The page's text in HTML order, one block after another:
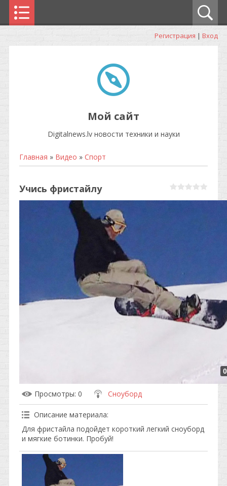
Регистрация | Вход
Мой сайт
Digitalnews.lv новости техники и науки
Главная » Видео » Спорт
Учись фристайлу
Просмотры: 0 Сноуборд
Описание материала:
Для фристайла подойдет короткий легкий сноуборд
и мягкие ботинки. Пробуй!